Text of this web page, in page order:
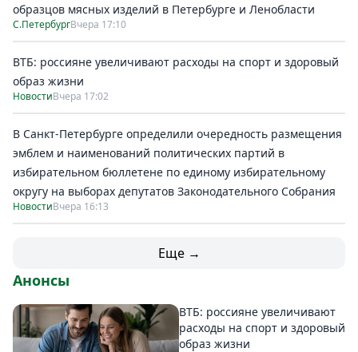
образцов мясных изделий в Петербурге и Ленобласти
С.ПетербургВчера 17:10
ВТБ: россияне увеличивают расходы на спорт и здоровый
образ жизни
НовостиВчера 17:02
В Санкт-Петербурге определили очередность размещения
эмблем и наименований политических партий в
избирательном бюллетене по единому избирательному
округу на выборах депутатов Законодательного Собрания
НовостиВчера 16:13
Еще →
Анонсы
ВТБ: россияне увеличивают
расходы на спорт и здоровый
образ жизни